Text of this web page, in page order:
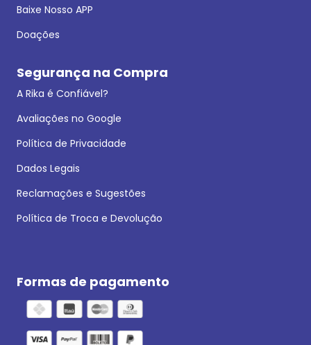
Baixe Nosso APP
Doações
Segurança na Compra
A Rika é Confiável?
Avaliações no Google
Política de Privacidade
Dados Legais
Reclamações e Sugestões
Política de Troca e Devolução
Formas de pagamento